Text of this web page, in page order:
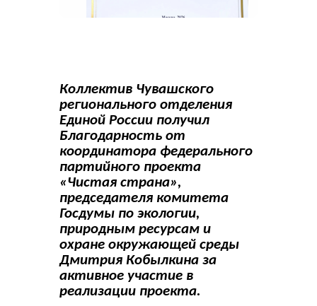
Коллектив Чувашского
регионального отделения
Единой России получил
Благодарность от
координатора федерального
партийного проекта
«Чистая страна»,
председателя комитета
Госдумы по экологии,
природным ресурсам и
охране окружающей среды
Дмитрия Кобылкина за
активное участие в
реализации проекта.